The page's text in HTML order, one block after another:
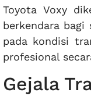
Toyota Voxy
berkendara bagi
pada kondisi
profesional
Gejala